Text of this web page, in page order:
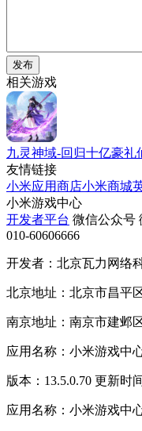
发布
相关游戏
九灵神域-回归十亿豪礼
友情链接
小米应用商店小米商城
小米游戏中心
开发者平台 微信公众号
010-60606666
开发者：北京瓦力网络
北京地址：北京市昌平
南京地址：南京市建邺
应用名称：小米游戏中
版本：13.5.0.70 更新时
应用名称：小米游戏中